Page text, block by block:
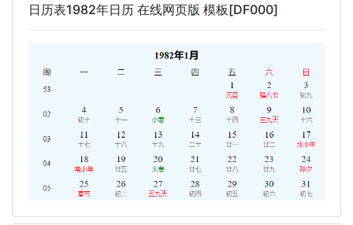
日历表1982年日历 在线网页版 模板[DF000]